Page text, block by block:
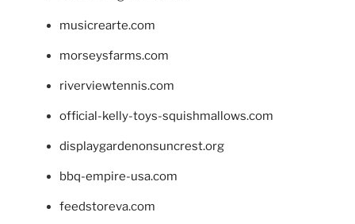
musicrearte.com
morseysfarms.com
riverviewtennis.com
official-kelly-toys-squishmallows.com
displaygardenonsuncrest.org
bbq-empire-usa.com
feedstoreva.com